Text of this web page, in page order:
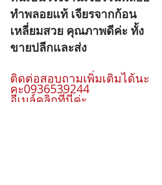
ทำพลอยแท้ เจียรจากก้อน
เหลี่ยมสวย คุณภาพดีค่ะ ทั้ง
ขายปลีกและส่ง
ติดต่อสอบถามเพิ่มเติมได้นะ
คะ0936539244
อีเมล์คลิกที่นี่ค่ะ